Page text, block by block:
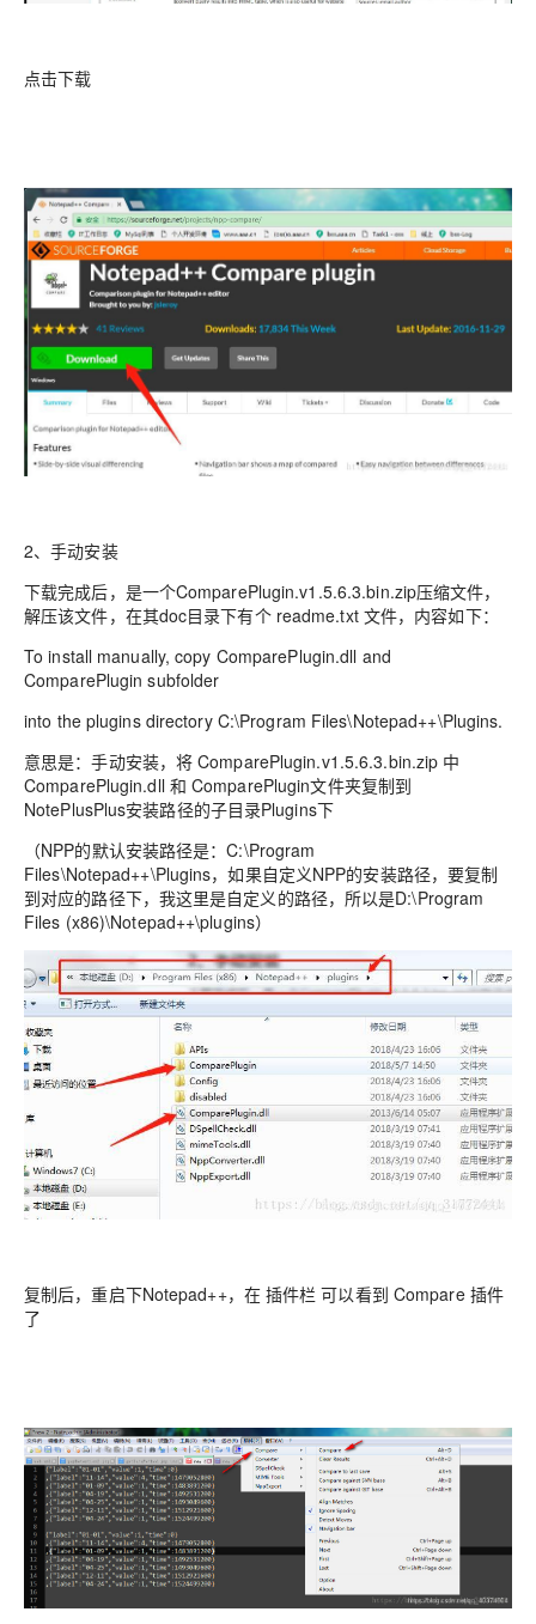
点击下载
2、手动安装
下载完成后，是一个ComparePlugin.v1.5.6.3.bin.zip压缩文件，
解压该文件，在其doc目录下有个 readme.txt 文件，内容如下：
To install manually, copy ComparePlugin.dll and
ComparePlugin subfolder
into the plugins directory C:\Program Files\Notepad++\Plugins.
意思是：手动安装，将 ComparePlugin.v1.5.6.3.bin.zip 中
ComparePlugin.dll 和 ComparePlugin文件夹复制到
NotePlusPlus安装路径的子目录Plugins下
（NPP的默认安装路径是：C:\Program
Files\Notepad++\Plugins，如果自定义NPP的安装路径，要复制
到对应的路径下，我这里是自定义的路径，所以是D:\Program
Files (x86)\Notepad++\plugins）
复制后，重启下Notepad++，在 插件栏 可以看到 Compare 插件
了